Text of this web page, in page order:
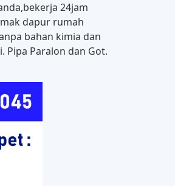
24jam
dapur rumah
bahan kimia dan
Pipa Paralon dan Got.